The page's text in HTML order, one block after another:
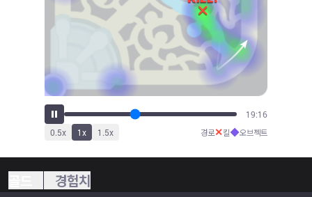
20:49
0.5x 1x 1.5x 경로✕킬◆오브젝트
경험치